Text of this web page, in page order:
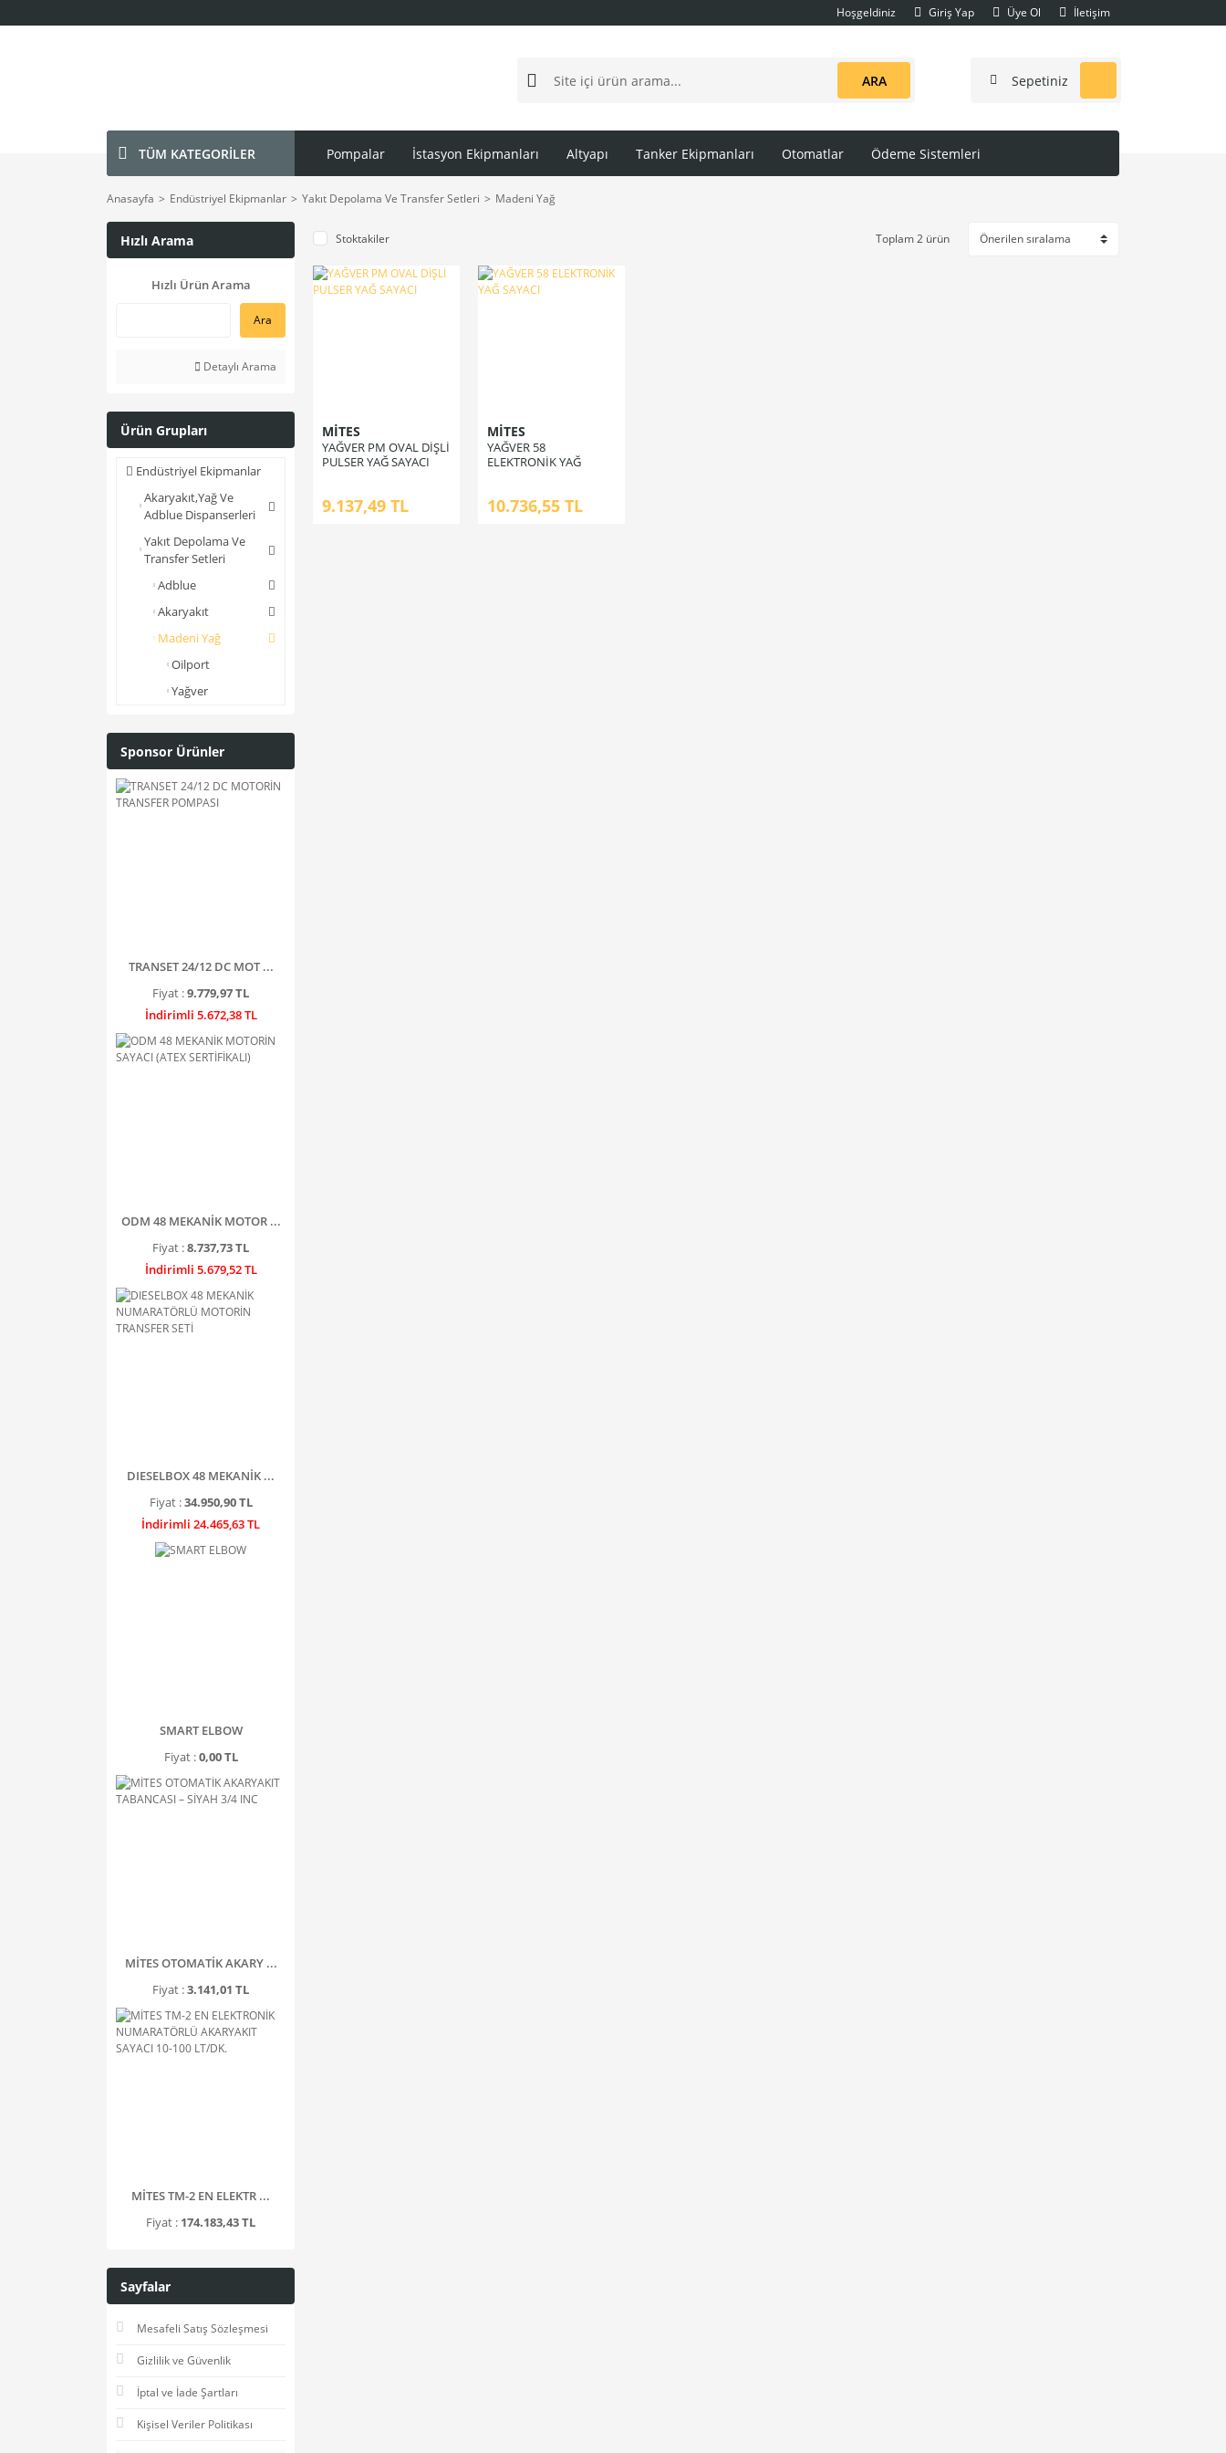
Hoşgeldiniz Giriş Yap Üye Ol İletişim
ARA Sepetiniz
TÜM KATEGORİLER Pompalar İstasyon Ekipmanları Altyapı Tanker Ekipmanları Otomatlar Ödeme Sistemleri
Anasayfa Endüstriyel Ekipmanlar Yakıt Depolama Ve Transfer Setleri Madeni Yağ
Hızlı Arama
Hızlı Ürün Arama
Ara
Detaylı Arama
Ürün Grupları
Endüstriyel Ekipmanlar
Akaryakıt,Yağ Ve
Adblue Dispanserleri
Yakıt Depolama Ve
Transfer Setleri
Adblue
Akaryakıt
Madeni Yağ
Oilport
Yağver
Sponsor Ürünler
TRANSET 24/12 DC MOT ...
Fiyat :9.779,97 TL
İndirimli 5.672,38 TL
ODM 48 MEKANİK MOTOR ...
Fiyat :8.737,73 TL
İndirimli 5.679,52 TL
DIESELBOX 48 MEKANİK ...
Fiyat :34.950,90 TL
İndirimli 24.465,63 TL
SMART ELBOW
Fiyat :0,00 TL
MİTES OTOMATİK AKARY ...
Fiyat :3.141,01 TL
MİTES TM-2 EN ELEKTR ...
Fiyat : 174.183,43 TL
Sayfalar
Mesafeli Satış Sözleşmesi
Gizlilik ve Güvenlik
İptal ve İade Şartları
Kişisel Veriler Politikası
Stoktakiler Toplam 2 ürün
MİTES
YAĞVER PM OVAL DİŞLİ
PULSER YAĞ SAYACI
9.137,49 TL
MİTES
YAĞVER 58
ELEKTRONİK YAĞ
10.736,55 TL